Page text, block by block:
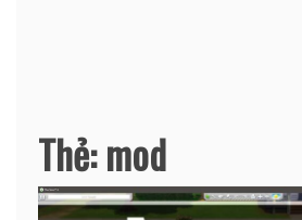
Thẻ:mod